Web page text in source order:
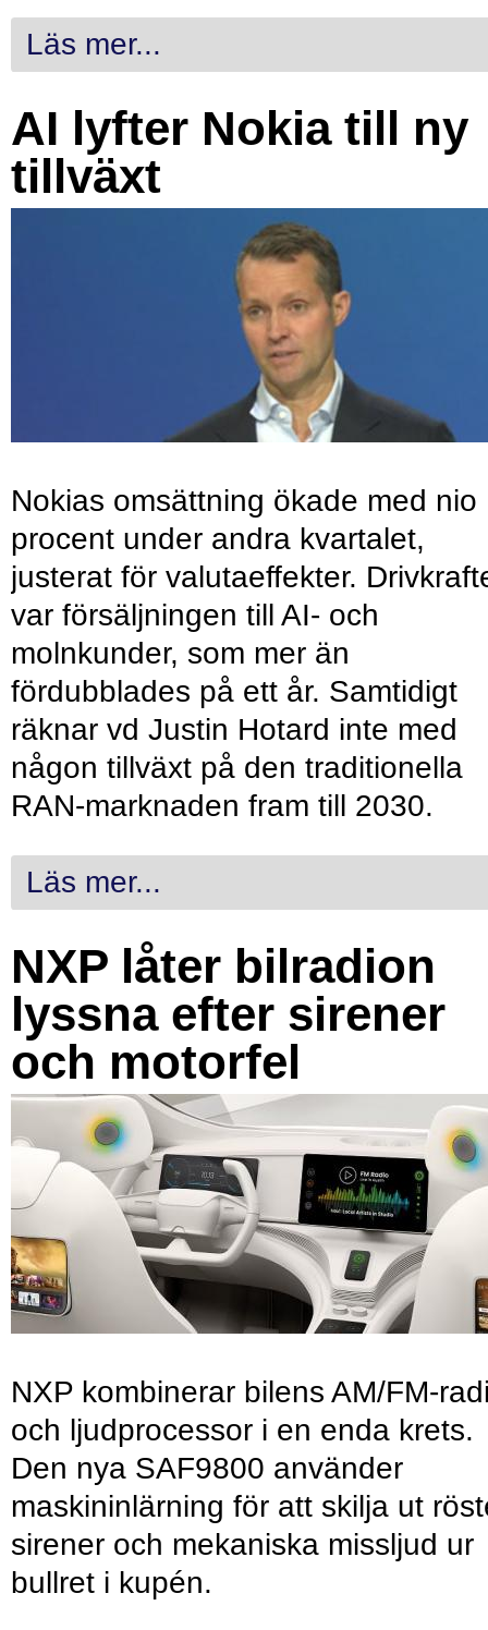
Läs mer...
AI lyfter Nokia till ny
tillväxt
Nokias omsättning ökade med nio
procent under andra kvartalet,
justerat för valutaeffekter.
var försäljningen till AI- och
molnkunder, som mer än
fördubblades på ett år. Samtidigt
räknar vd Justin Hotard inte med
någon tillväxt på den traditionella
RAN-marknaden fram till 2030.
Läs mer...
NXP låter bilradion
lyssna efter sirener
och motorfel
NXP kombinerar bilens AM/FM-
och ljudprocessor i en enda krets.
Den nya SAF9800 använder
maskininlärning för att skilja ut
sirener och mekaniska missljud ur
bullret i kupén.